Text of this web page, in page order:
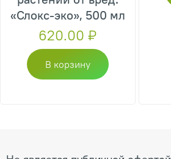
«Слокс-эко», 500 мл
620.00₽
В корзину